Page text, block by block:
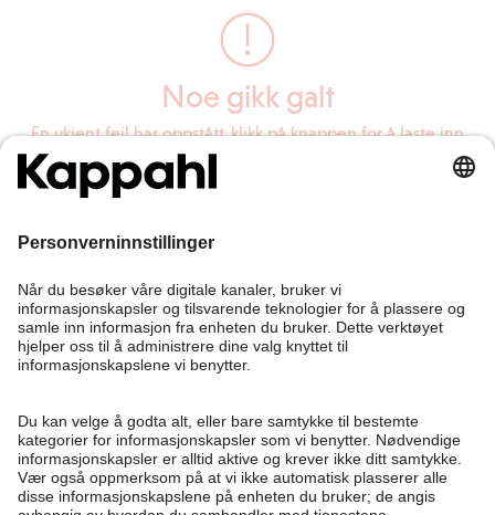
Noe gikk galt
En ukjent feil har oppstått, klikk på knappen for å laste inn
siden på nytt.